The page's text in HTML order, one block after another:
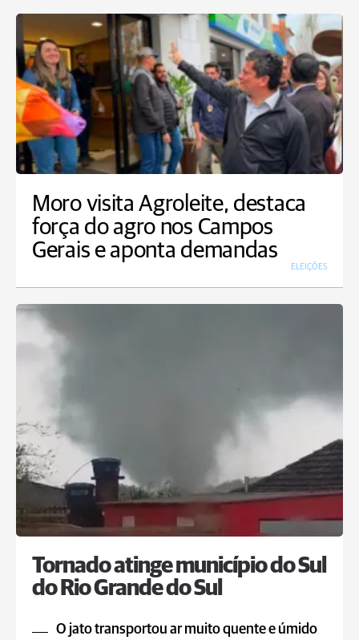
Moro visita Agroleite, destaca
força do agro nos Campos
Gerais e aponta demandas
ELEIÇÕES
Tornado atinge município do Sul
do Rio Grande do Sul
O jato transportou ar muito quente e úmido